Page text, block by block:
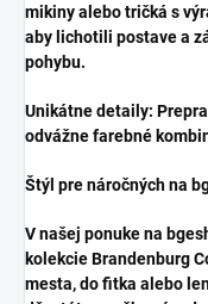
mikiny alebo tričká s
aby lichotili postave a
pohybu.
​Unikátne detaily:
odvážne farebné
​Štýl pre náročných na
​V našej ponuke na
kolekcie Brandenburg
mesta, do fitka alebo